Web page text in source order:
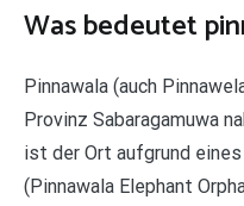
Was bedeutet
Pinnawala (auch
Provinz Sabaragamuwa
ist der Ort aufgrund
(Pinnawala Elephant